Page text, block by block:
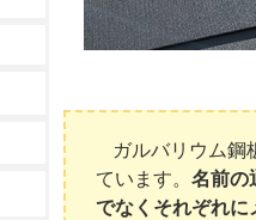
ガルバリウム鋼
ています。 名前の
でなくそれぞれに